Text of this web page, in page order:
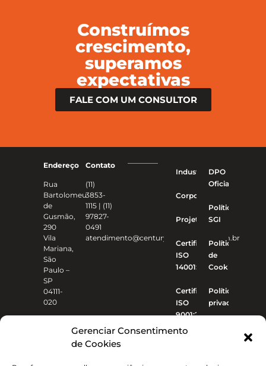
Gerenciar Consentimento
de Cookies
Construímos
crescimento,
superamos
expectativas
FALE COM UM CONSULTOR
Endereço
Rua
Bartolomeu
de
Gusmão,
290
Vila
Mariana,
São
Paulo –
SP
04111-
020
Contato
(11)
3853-
1115 | (11)
97827-
0491
atendimento@centuryconstrucoes.com.br
Industriais
Corporativo
Projetos
Certificado
ISO
14001:2015
Certificado
ISO
9001:2015
DPO
Oficial
Política
SGI
Política
de
Cookies
Política de
privacidade